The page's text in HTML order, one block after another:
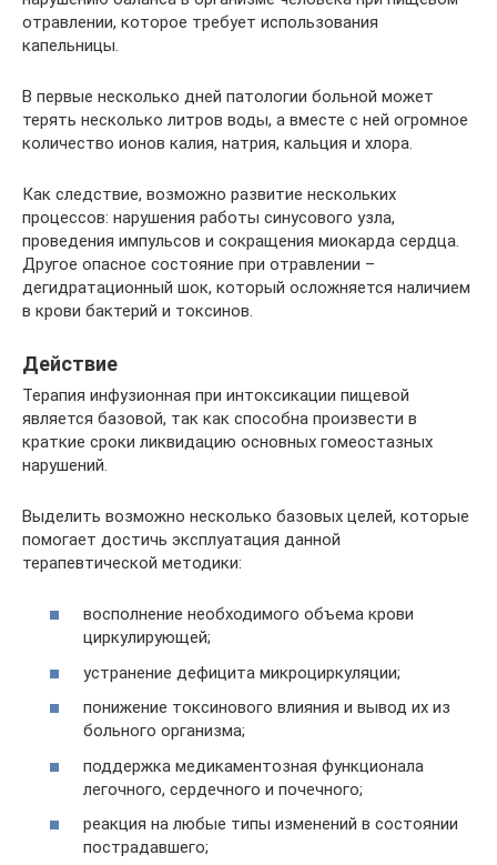
отравлении, которое требует использования
капельницы.
В первые несколько дней патологии больной может
терять несколько литров воды, а вместе с ней огромное
количество ионов калия, натрия, кальция и хлора.
Как следствие, возможно развитие нескольких
процессов: нарушения работы синусового узла,
проведения импульсов и сокращения миокарда сердца.
Другое опасное состояние при отравлении –
дегидратационный шок, который осложняется наличием
в крови бактерий и токсинов.
Действие
Терапия инфузионная при интоксикации пищевой
является базовой, так как способна произвести в
краткие сроки ликвидацию основных гомеостазных
нарушений.
Выделить возможно несколько базовых целей, которые
помогает достичь эксплуатация данной
терапевтической методики:
восполнение необходимого объема крови
циркулирующей;
устранение дефицита микроциркуляции;
понижение токсинового влияния и вывод их из
больного организма;
поддержка медикаментозная функционала
легочного, сердечного и почечного;
реакция на любые типы изменений в состоянии
пострадавшего;